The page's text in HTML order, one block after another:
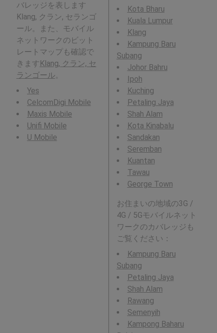
バレッジを表します
Klang, クラン, セランゴ
ール。また、モバイル
ネットワークのビット
レートマップも確認で
きます Klang, クラン, セ
ランゴール 。
Yes
CelcomDigi Mobile
Maxis Mobile
Unifi Mobile
U Mobile
Kota Bharu
Kuala Lumpur
Klang
Kampung Baru
Subang
Johor Bahru
Ipoh
Kuching
Petaling Jaya
Shah Alam
Kota Kinabalu
Sandakan
Seremban
Kuantan
Tawau
George Town
お住まいの地域の3G /
4G / 5Gモバイルネット
ワークのカバレッジも
ご覧ください：
Kampung Baru
Subang
Petaling Jaya
Shah Alam
Rawang
Semenyih
Kampong Baharu